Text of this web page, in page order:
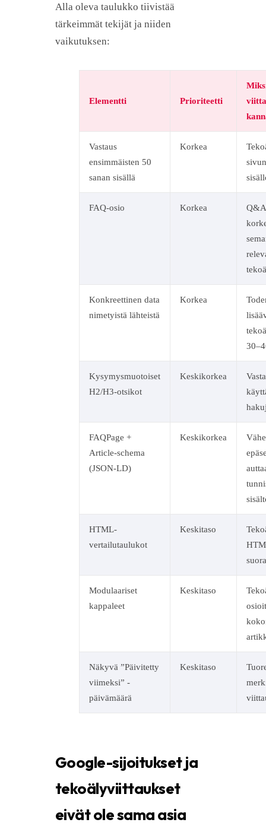
Alla oleva taulukko tiivistää
tärkeimmät tekijät ja niiden
vaikutuksen:
Elementti Prioriteetti
Vastaus
ensimmäisten 50
sanan sisällä
Korkea
FAQ-osio Korkea
Konkreettinen data
nimetyistä lähteistä
Korkea
Kysymysmuotoiset
H2/H3-otsikot
Keskikorkea
FAQPage +
Article-schema
(JSON-LD)
Keskikorkea
HTML-
vertailutaulukot
Keskitaso
Modulaariset
kappaleet
Keskitaso
Näkyvä ”Päivitetty
viimeksi” -
päivämäärä
Keskitaso
Google-sijoitukset ja
tekoälyviittaukset
eivät ole sama asia